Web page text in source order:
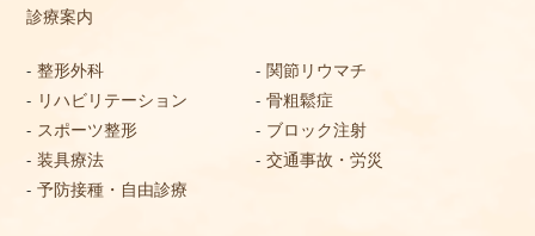
診療案内
整形外科
関節リウマチ
リハビリテーション
骨粗鬆症
スポーツ整形
ブロック注射
装具療法
交通事故・労災
予防接種・自由診療